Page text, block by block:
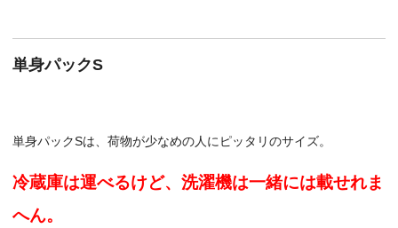
単身パックS
単身パックSは、荷物が少なめの人にピッタリのサイズ。
冷蔵庫は運べるけど、洗濯機は一緒には載せれま
へん。